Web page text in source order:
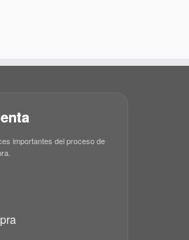
importantes del proceso de